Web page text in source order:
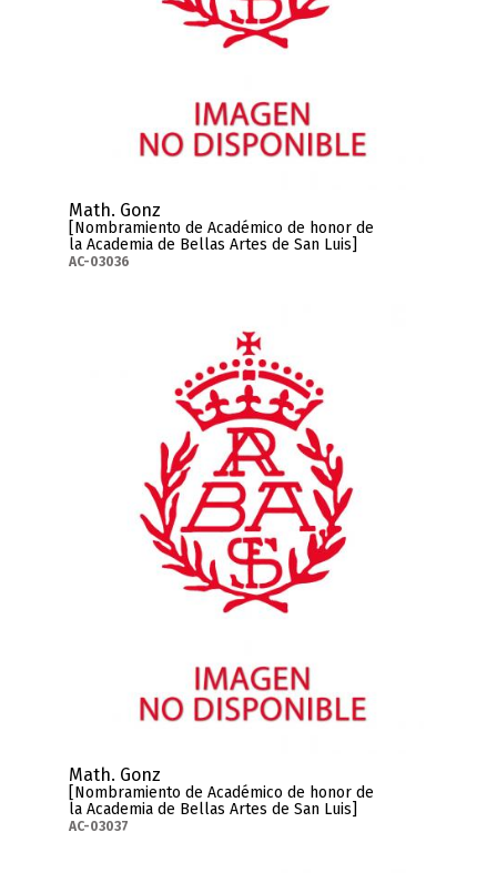
Math. Gonz
[Nombramiento de Académico de honor de
la Academia de Bellas Artes de San Luis]
AC-03036
Math. Gonz
[Nombramiento de Académico de honor de
la Academia de Bellas Artes de San Luis]
AC-03037